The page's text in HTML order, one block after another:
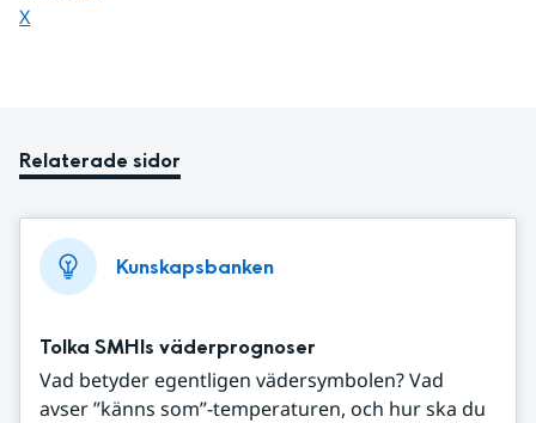
Dela sidan på
X
Relaterade sidor
Kunskapsbanken
Tolka SMHIs väderprognoser
Vad betyder egentligen vädersymbolen? Vad
avser ”känns som”-temperaturen, och hur ska du